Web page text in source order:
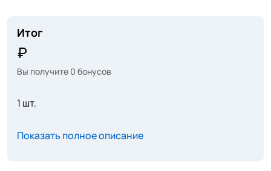
Итог
Вы получите 0 бонусов
1 шт.
Показать полное описание